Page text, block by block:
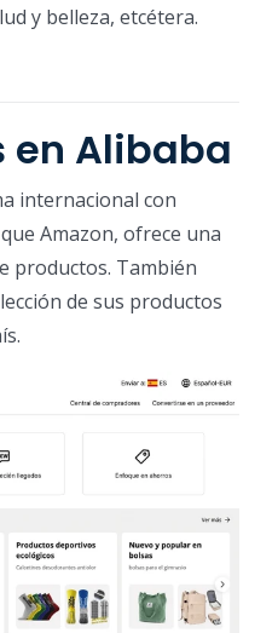
y belleza, etcétera.
en Alibaba
internacional con
Amazon, ofrece una
productos. También
de sus productos